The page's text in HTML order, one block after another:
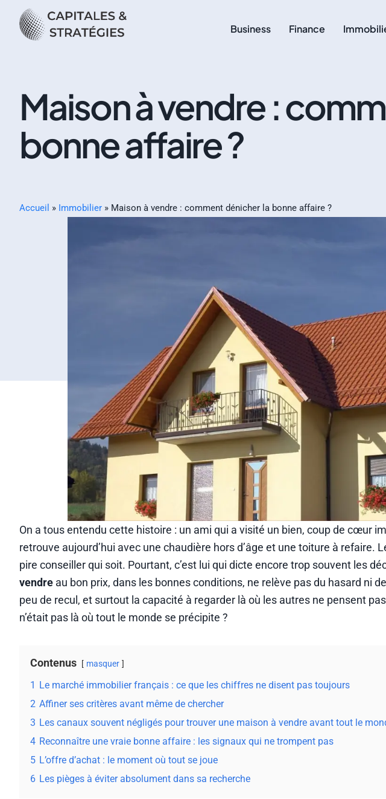
Business Finance
Maison à vendre :
bonne affaire ?
Accueil » Immobilier » Maison à vendre : comment dénicher la bonne affaire ?
On a tous entendu cette histoire : un ami qui a visité un bien, coup de cœur
retrouve aujourd’hui avec une chaudière hors d’âge et une toiture à refaire.
pire conseiller qui soit. Pourtant, c’est lui qui dicte encore trop souvent les
vendre au bon prix, dans les bonnes conditions, ne relève pas du hasard ni
peu de recul, et surtout la capacité à regarder là où les autres ne pensent
n’était pas là où tout le monde se précipite ?
Contenus masquer
1 Le marché immobilier français : ce que les chiffres ne disent pas toujours
2 Affiner ses critères avant même de chercher
3 Les canaux souvent négligés pour trouver une maison à vendre avant tout le
4 Reconnaître une vraie bonne affaire : les signaux qui ne trompent pas
5 L’offre d’achat : le moment où tout se joue
6 Les pièges à éviter absolument dans sa recherche